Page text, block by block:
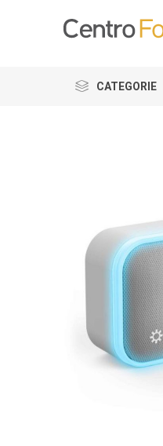
CATEGORIE